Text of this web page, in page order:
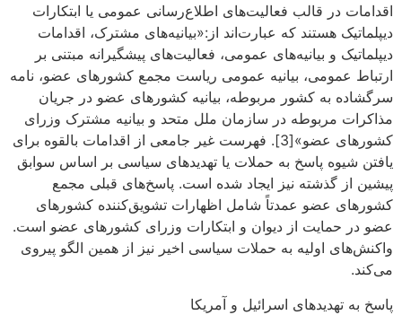
اقدامات در قالب فعالیت‌های اطلاع‌رسانی عمومی یا ابتکارات
دیپلماتیک هستند که عبارت‌اند از:«بیانیه‌های مشترک، اقدامات
دیپلماتیک و بیانیه‌های عمومی، فعالیت‌های پیشگیرانه مبتنی بر
ارتباط عمومی، بیانیه عمومی ریاست مجمع کشورهای عضو، نامه
سرگشاده به کشور مربوطه، بیانیه کشورهای عضو در جریان
مذاکرات مربوطه در سازمان ملل متحد و بیانیه مشترک وزرای
کشورهای عضو»[3]. فهرست غیر جامعی از اقدامات بالقوه برای
یافتن شیوه پاسخ به حملات یا تهدیدهای سیاسی بر اساس سوابق
پیشین از گذشته نیز ایجاد شده است. پاسخ‌های قبلی مجمع
کشورهای عضو عمدتاً شامل اظهارات تشویق‌کننده کشورهای
عضو در حمایت از دیوان و ابتکارات وزرای کشورهای عضو است.
واکنش‌های اولیه به حملات سیاسی اخیر نیز از همین الگو پیروی
می‌کند.
پاسخ به تهدیدهای اسرائیل و آمریکا